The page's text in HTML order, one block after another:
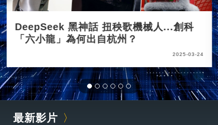
DeepSeek 黑神話 扭秧歌機械人...創科
「六小龍」為何出自杭州？
2025-03-24
最新影片